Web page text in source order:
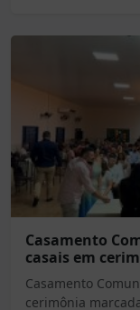
Casamento
casais em
Casamento
cerimônia